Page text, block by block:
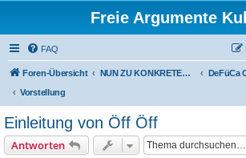
Freie Argumente
FAQ
Foren-Übersicht NUN ZU KONKRETEN AKTIONEN U PROJEKTEN, ALS WICHTIGSTES AUSSER-PARLAMENTARISCHE KOMMUNEN WIE DAS DeFüCa
DeFüCa
Vorstellung
Einleitung von Öff Öff
Antworten